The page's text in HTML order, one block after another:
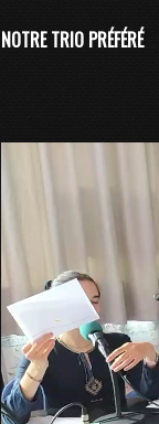
NOTRE TRIO PRÉFÉRÉ